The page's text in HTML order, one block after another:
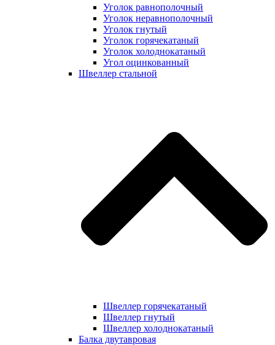
Уголок равнополочный
Уголок неравнополочный
Уголок гнутый
Уголок горячекатаный
Уголок холоднокатаный
Угол оцинкованный
Швеллер стальной
Швеллер горячекатаный
Швеллер гнутый
Швеллер холоднокатаный
Балка двутавровая